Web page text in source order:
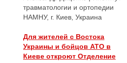
травматологии и ортопедии
НАМНУ, г. Киев, Украина
Для жителей с Востока
Украины и бойцов АТО в
Киеве откроют Отделение